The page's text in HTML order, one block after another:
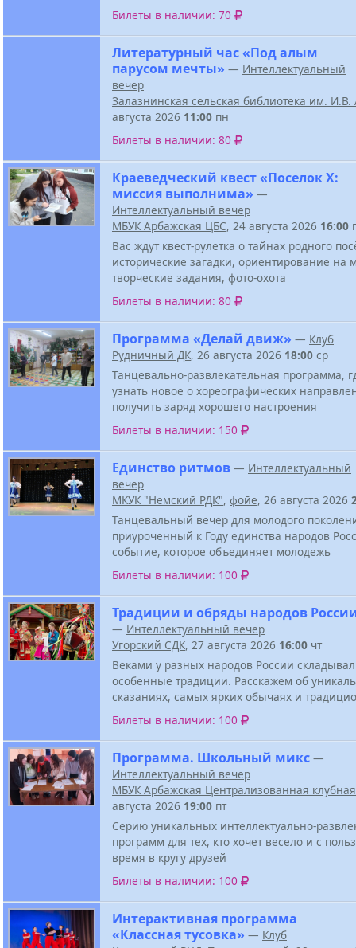
Билеты в наличии: 70
Литературный час «Под алым
парусом мечты» — Интеллектуальный
вечер
Залазнинская сельская библиотека им.
августа 2026 11:00 пн
Билеты в наличии: 80
Краеведческий квест «Поселок Х:
миссия выполнима» —
Интеллектуальный вечер
МБУК Арбажская ЦБС, 24 августа 2026 16:00
Вас ждут квест-рулетка о тайнах родного
исторические загадки, ориентирование на
творческие задания, фото-охота
Билеты в наличии: 80
Программа «Делай движ» — Клуб
Рудничный ДК, 26 августа 2026 18:00 ср
Танцевально-развлекательная программа,
узнать новое о хореографических
получить заряд хорошего настроения
Билеты в наличии: 150
Единство ритмов — Интеллектуальный
вечер
МКУК "Немский РДК", фойе, 26 августа 2026
Танцевальный вечер для молодого
приуроченный к Году единства народов
событие, которое объединяет молодежь
Билеты в наличии: 100
Традиции и обряды народов
— Интеллектуальный вечер
Угорский СДК, 27 августа 2026 16:00 чт
Веками у разных народов России
особенные традиции. Расскажем об
сказаниях, самых ярких обычаях и
Билеты в наличии: 100
Программа. Школьный микс —
Интеллектуальный вечер
МБУК Арбажская Централизованная
августа 2026 19:00 пт
Серию уникальных интеллектуально-
программ для тех, кто хочет весело и с
время в кругу друзей
Билеты в наличии: 100
Интерактивная программа
«Классная тусовка» — Клуб